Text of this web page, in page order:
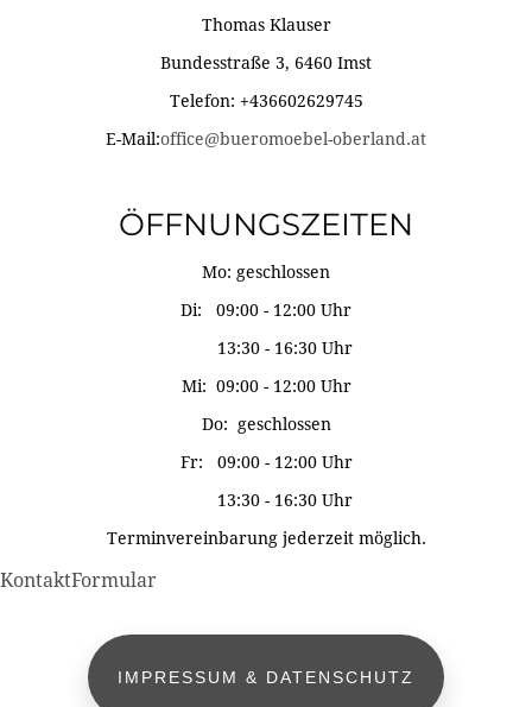
Thomas Klauser
Bundesstraße 3, 6460 Imst
Telefon: +436602629745
E-Mail:office@bueromoebel-oberland.at
ÖFFNUNGSZEITEN
Mo: geschlossen
Di: 09:00 - 12:00 Uhr
13:30 - 16:30 Uhr
Mi: 09:00 - 12:00 Uhr
Do: geschlossen
Fr: 09:00 - 12:00 Uhr
13:30 - 16:30 Uhr
Terminvereinbarung jederzeit möglich.
KontaktFormular
IMPRESSUM & DATENSCHUTZ